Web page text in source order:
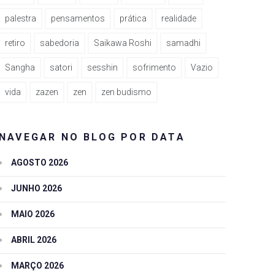
palestra pensamentos prática realidade
retiro sabedoria Saikawa Roshi samadhi
Sangha satori sesshin sofrimento Vazio
vida zazen zen zen budismo
NAVEGAR NO BLOG POR DATA
AGOSTO 2026
JUNHO 2026
MAIO 2026
ABRIL 2026
MARÇO 2026